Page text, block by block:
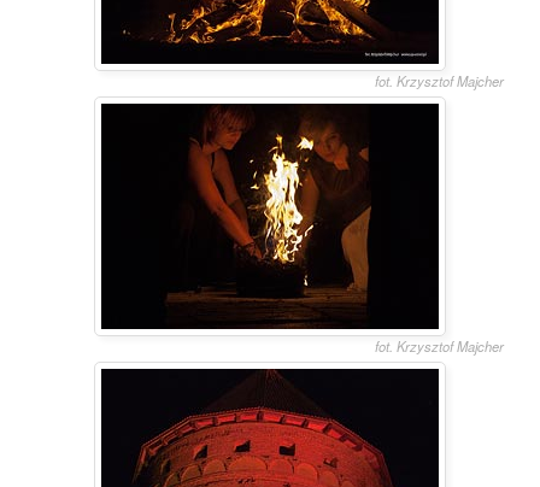
fot. Krzysztof Majcher
fot. Krzysztof Majcher